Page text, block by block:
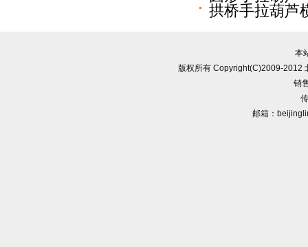
拱桥手拉葫芦
本
版权所有 Copyright(C)2009-2012
销
邮箱：